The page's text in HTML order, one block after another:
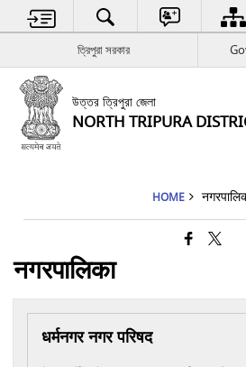
ত্রিপুরা সরকার
উত্তর ত্রিপুরা জেলা
NORTH TRIPURA
HOME
नगरपालिका
धर्मनगर नगर परिषद